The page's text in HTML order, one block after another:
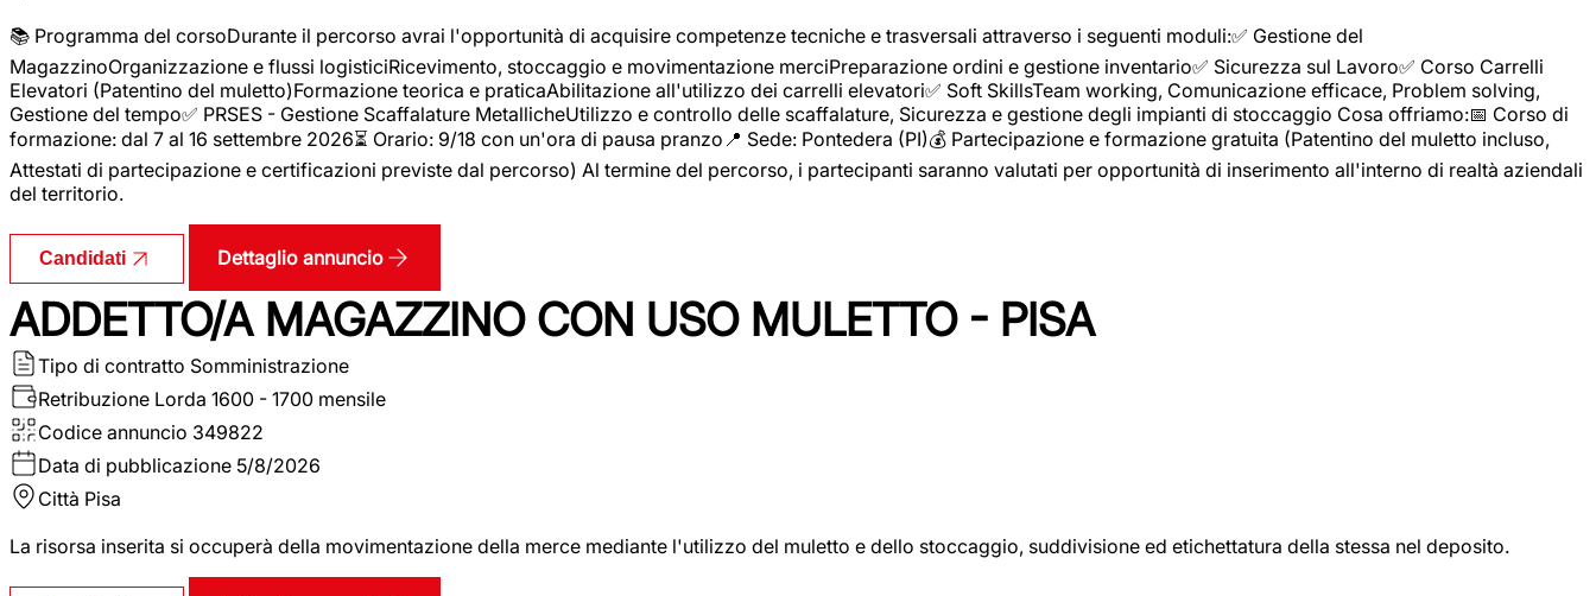
📚 Programma del corsoDurante il percorso avrai l'opportunità di acquisire competenze tecniche e trasversali attraverso i seguenti moduli:✅ Gestione del
MagazzinoOrganizzazione e flussi logisticiRicevimento, stoccaggio e movimentazione merciPreparazione ordini e gestione inventario✅ Sicurezza sul Lavoro✅ Corso Carrelli
Elevatori (Patentino del muletto)Formazione teorica e praticaAbilitazione all'utilizzo dei carrelli elevatori✅ Soft SkillsTeam working, Comunicazione efficace, Problem solving,
Gestione del tempo✅ PRSES - Gestione Scaffalature MetallicheUtilizzo e controllo delle scaffalature, Sicurezza e gestione degli impianti di stoccaggio Cosa offriamo:📅 Corso di
formazione: dal 7 al 16 settembre 2026⏳ Orario: 9/18 con un'ora di pausa pranzo📍 Sede: Pontedera (PI)💰 Partecipazione e formazione gratuita (Patentino del muletto incluso,
Attestati di partecipazione e certificazioni previste dal percorso) Al termine del percorso, i partecipanti saranno valutati per opportunità di inserimento all'interno di realtà aziendali
del territorio.
Candidati Dettaglio annuncio
ADDETTO/A MAGAZZINO CON USO MULETTO - PISA
Tipo di contratto Somministrazione
Retribuzione Lorda 1600 - 1700 mensile
Codice annuncio 349822
Data di pubblicazione 5/8/2026
Città Pisa
La risorsa inserita si occuperà della movimentazione della merce mediante l'utilizzo del muletto e dello stoccaggio, suddivisione ed etichettatura della stessa nel deposito.